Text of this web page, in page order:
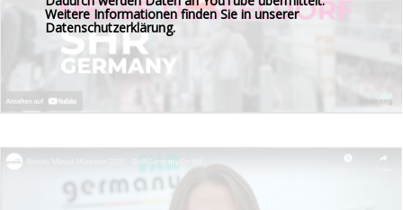
Weitere Informationen finden Sie in unserer
Datenschutzerklärung.